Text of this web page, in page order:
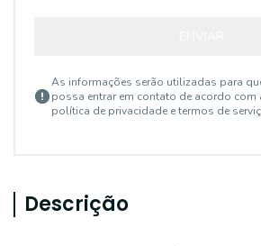
As informações serão utilizadas para
possa entrar em contato de acordo com
política de privacidade e termos de
Descrição